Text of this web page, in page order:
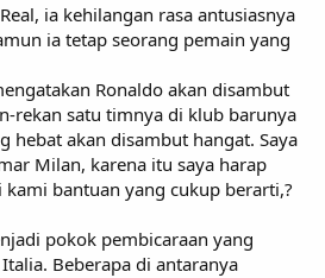
ia kehilangan rasa antusiasnya
ia tetap seorang pemain yang
Ronaldo akan disambut
rekan satu timnya di klub barunya
hebat akan disambut hangat. Saya
Milan, karena itu saya harap
bantuan yang cukup berarti,?
pokok pembicaraan yang
Beberapa di antaranya